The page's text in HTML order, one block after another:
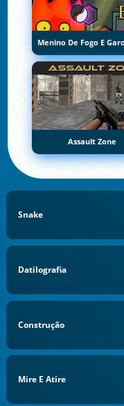
Assault Zone
Snake
Datilografia
Construção
Mire E Atire